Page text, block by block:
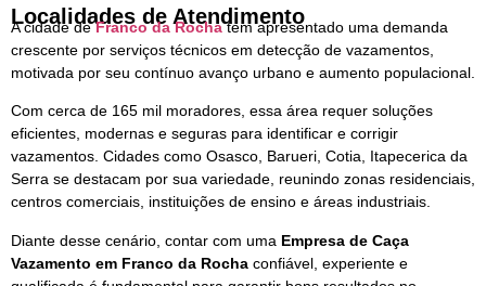
Localidades de Atendimento
A cidade deFranco da Rochatem apresentado uma demanda
crescente por serviços técnicos em detecção de vazamentos,
motivada por seu contínuo avanço urbano e aumento populacional.
Com cerca de 165 mil moradores, essa área requer soluções
eficientes, modernas e seguras para identificar e corrigir
vazamentos. Cidades como Osasco, Barueri, Cotia, Itapecerica da
Serra se destacam por sua variedade, reunindo zonas residenciais,
centros comerciais, instituições de ensino e áreas industriais.
Diante desse cenário, contar com uma Empresa de Caça
Vazamento em Franco da Rocha confiável, experiente e